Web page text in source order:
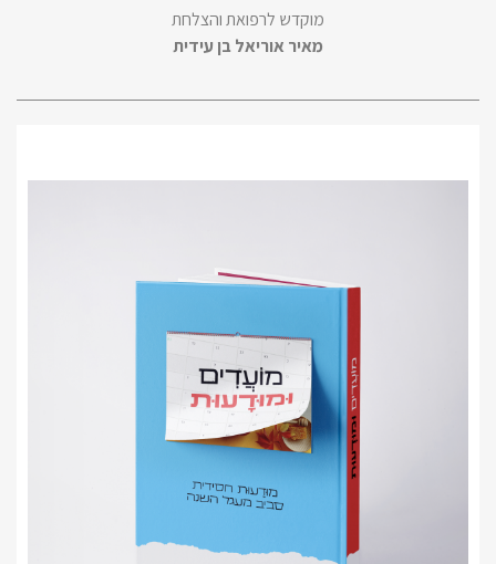
מוקדש לרפואת והצלחת
מאיר אוריאל בן עידית